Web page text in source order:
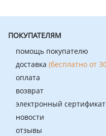
ПОКУПАТЕЛЯМ
помощь покупателю
доставка (бесплатно от
оплата
возврат
электронный
новости
отзывы